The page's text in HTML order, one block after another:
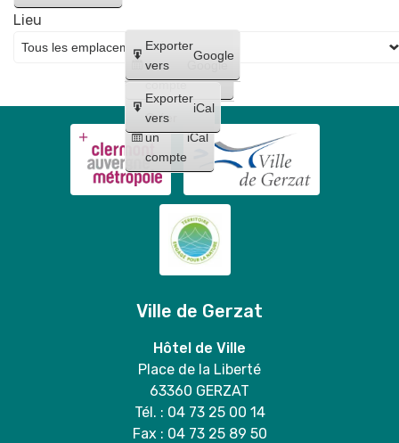
Créer
un
compte
Google
Créer
un
compte
iCal
Exporter
vers
Google
Exporter
vers
iCal
Lieu
Ville de Gerzat
Hôtel de Ville
Place de la Liberté
63360 GERZAT
Tél. : 04 73 25 00 14
Fax : 04 73 25 89 50